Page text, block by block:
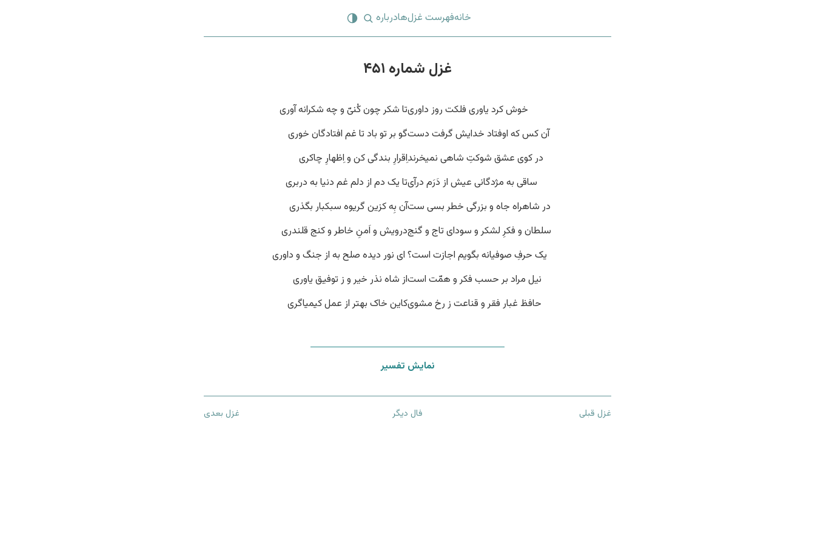
خانهفهرست غزل‌هادرباره
غزل شماره ۴۵۱
خوش کرد یاوری فلکت روز داوریتا شکر چون کُنیّ و چه شکرانه آوری
آن کس که اوفتاد خدایش گرفت دستگو بر تو باد تا غم افتادگان خوری
در کوی عشق شوکتِ شاهی نمیخرنداِقرارِ بندگی کن و اِظهارِ چاکری
ساقی به مژدگانی عیش از دَرَم درآیتا یک دم از دلم غم دنیا به دربری
در شاهراه جاه و بزرگی خطر بسی ستآن بِه کزین گریوه سبکبار بگذری
سلطان و فکرِ لشکر و سودای تاج و گنجدرویش و اَمنِ خاطر و کنج قلندری
یک حرفِ صوفیانه بگویم اجازت است؟ ‌ ای نور دیده صلح به از جنگ و داوری
نیل مراد بر حسب فکر و همّت استاز شاه نذر خیر و ز توفیق یاوری
حافظ غبار فقر و قناعت ز رخ مشویکاین خاک بهتر از عمل کیمیاگری
نمایش تفسیر
غزل قبلی فال دیگر غزل بعدی